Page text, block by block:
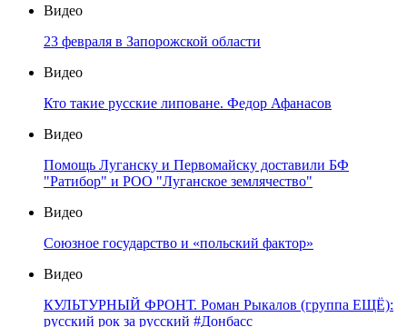
Видео
23 февраля в Запорожской области
Видео
Кто такие русские липоване. Федор Афанасов
Видео
Помощь Луганску и Первомайску доставили БФ
"Ратибор" и РОО "Луганское землячество"
Видео
Союзное государство и «польский фактор»
Видео
КУЛЬТУРНЫЙ ФРОНТ. Роман Рыкалов (группа ЕЩЁ):
русский рок за русский #Донбасс